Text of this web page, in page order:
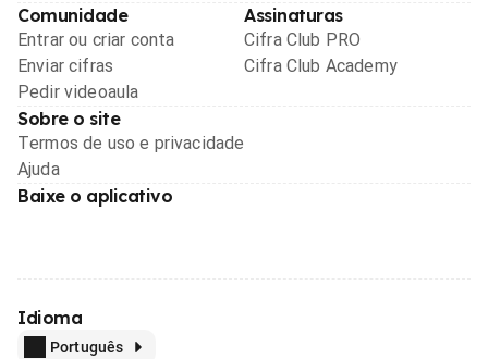
Comunidade
Entrar ou criar conta
Enviar cifras
Pedir videoaula
Assinaturas
Cifra Club PRO
Cifra Club Academy
Sobre o site
Termos de uso e privacidade
Ajuda
Baixe o aplicativo
Idioma
Português